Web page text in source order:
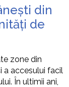
din
de
zone din
a accesului facil
În ultimii ani,